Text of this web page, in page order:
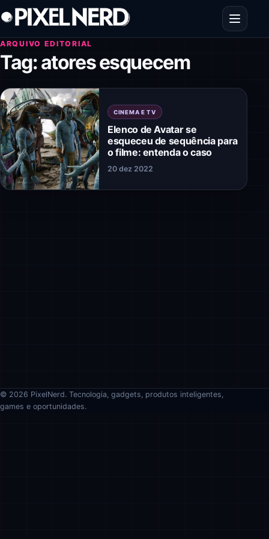
Pular para o conteúdo
Abrir
ARQUIVO EDITORIAL
Tag:atores esquecem
CINEMA E TV
Elenco de Avatar se
esqueceu de sequência para
o filme: entenda o caso
20 dez 2022
© 2026 PixelNerd. Tecnologia, gadgets, produtos inteligentes,
games e oportunidades.